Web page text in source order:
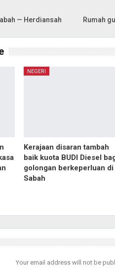
— Herdiansah Rumah
NEGERI
Kerajaan disaran tambah
baik kuota BUDI Diesel
golongan berkeperluan di
Sabah
Your email address will not be